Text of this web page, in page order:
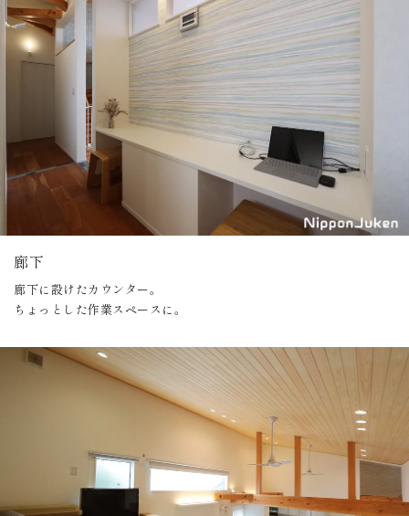
廊下
廊下に設けたカウンター。
ちょっとした作業スペースに。